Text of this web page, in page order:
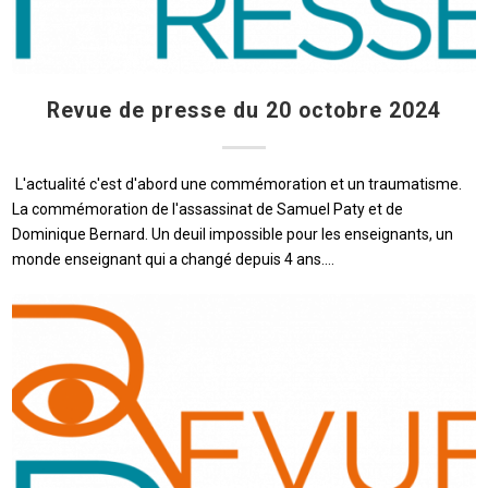
Revue de presse du 20 octobre 2024
L'actualité c'est d'abord une commémoration et un traumatisme.
La commémoration de l'assassinat de Samuel Paty et de
Dominique Bernard. Un deuil impossible pour les enseignants, un
monde enseignant qui a changé depuis 4 ans.…